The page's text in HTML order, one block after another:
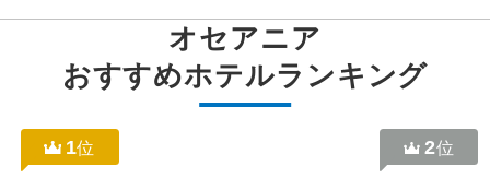
オセアニア
おすすめホテルランキング
1位 2位